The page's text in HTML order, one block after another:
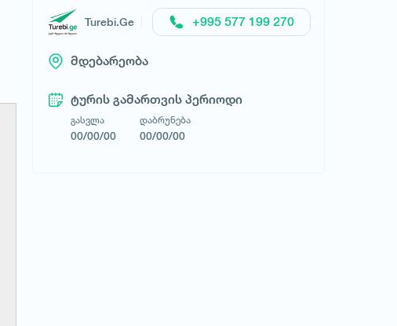
Turebi.Ge +995 577 199 270
მდებარეობა
ტურის გამართვის პერიოდი
გასვლა
00/00/00
დაბრუნება
00/00/00